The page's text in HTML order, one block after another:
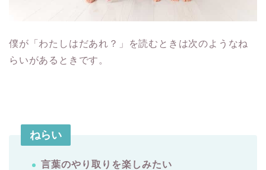
僕が「わたしはだあれ？」を読むときは次のようなね
らいがあるときです。
ねらい
言葉のやり取りを楽しみたい